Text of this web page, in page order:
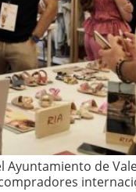
Ayuntamiento de